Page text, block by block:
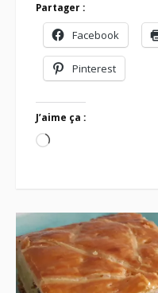
Partager :
Facebook
Pinterest
J’aime ça :
Chargement…